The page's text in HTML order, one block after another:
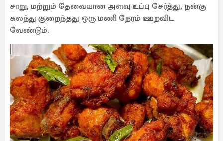
சாறு, மற்றும் தேவையான அளவு உப்பு சேர்த்து, நன்கு
கலந்து குறைந்தது ஒரு மணி நேரம் ஊறவிட
வேண்டும்.